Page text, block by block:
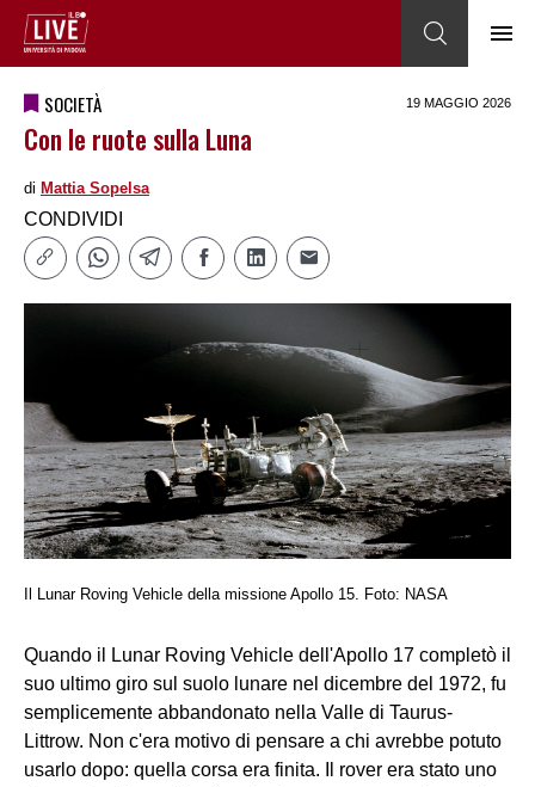
SOCIETÀ 19 MAGGIO 2026
Con le ruote sulla Luna
di Mattia Sopelsa
CONDIVIDI
Il Lunar Roving Vehicle della missione Apollo 15. Foto: NASA
Quando il Lunar Roving Vehicle dell'Apollo 17 completò il
suo ultimo giro sul suolo lunare nel dicembre del 1972, fu
semplicemente abbandonato nella Valle di Taurus-
Littrow. Non c'era motivo di pensare a chi avrebbe potuto
usarlo dopo: quella corsa era finita. Il rover era stato uno